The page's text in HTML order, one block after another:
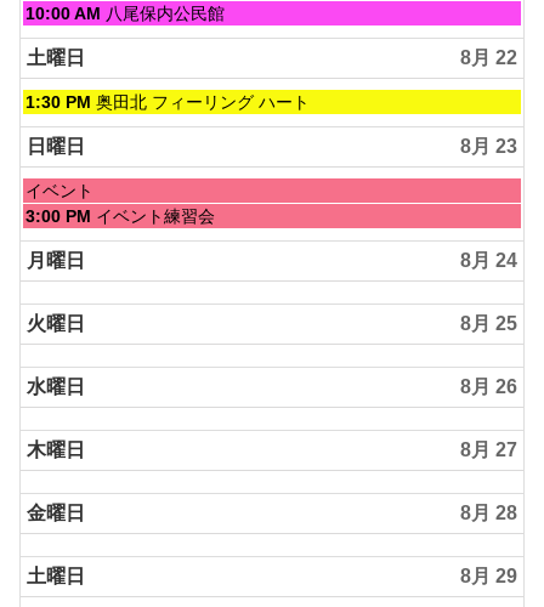
金
曜
日,
8
月
2026
10:00 AM 八尾保内公民館
土曜日 8月 22
土
曜
日,
8
月
22nd
2026
1:30 PM 奥田北 フィーリング ハート
日曜日 8月 23
日
曜
日,
8
月
2026
イベント
日
曜
日,
8
月
23rd
2026
3:00 PM イベント練習会
月曜日 8月 24
火曜日 8月 25
水曜日 8月 26
木曜日 8月 27
金曜日 8月 28
土曜日 8月 29